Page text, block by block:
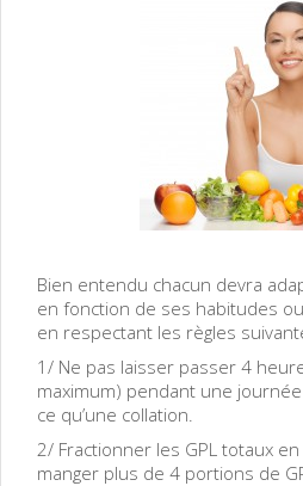
Bien entendu chacun devra
en fonction de ses habitudes
en respectant les règles
1/ Ne pas laisser passer 4
maximum) pendant une
ce qu’une collation.
2/ Fractionner les GPL totaux
manger plus de 4 portions de